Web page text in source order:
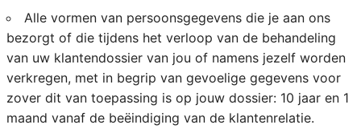
Alle vormen van persoonsgegevens die je aan ons
bezorgt of die tijdens het verloop van de behandeling
van uw klantendossier van jou of namens jezelf worden
verkregen, met in begrip van gevoelige gegevens voor
zover dit van toepassing is op jouw dossier: 10 jaar en 1
maand vanaf de beëindiging van de klantenrelatie.